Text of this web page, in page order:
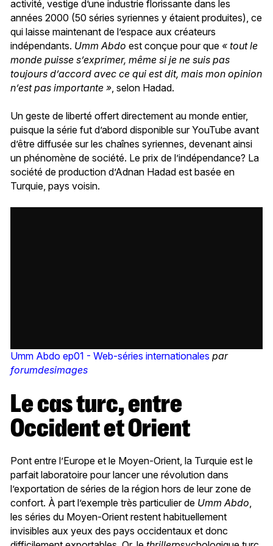
activité, vestige d’une industrie florissante dans les
années 2000 (50 séries syriennes y étaient produites), ce
qui laisse maintenant de l’espace aux créateurs
indépendants. Umm Abdo est conçue pour que « tout le
monde puisse s’exprimer, même si je ne suis pas
toujours d’accord avec ce qui est dit, mais mon opinion
n’est pas importante » , selon Hadad.
Un geste de liberté offert directement au monde entier,
puisque la série fut d’abord disponible sur YouTube avant
d’être diffusée sur les chaînes syriennes, devenant ainsi
un phénomène de société. Le prix de l’indépendance? La
société de production d’Adnan Hadad est basée en
Turquie, pays voisin.
Umm Abdo ep01 - Web-séries internationales par
forumdesimages
Le cas turc, entre
Occident et Orient
Pont entre l’Europe et le Moyen-Orient, la Turquie est le
parfait laboratoire pour lancer une révolution dans
l’exportation de séries de la région hors de leur zone de
confort. À part l’exemple très particulier de Umm Abdo
les séries du Moyen-Orient restent habituellement
invisibles aux yeux des pays occidentaux et donc